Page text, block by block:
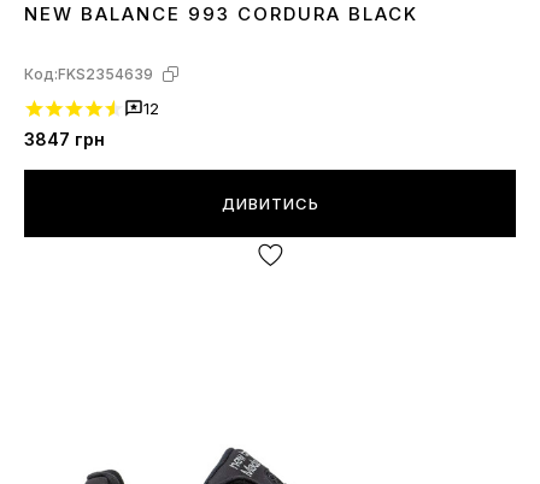
41
NEW BALANCE 993 CORDURA BLACK
Код:FKS2354639
12
3847 грн
ДИВИТИСЬ